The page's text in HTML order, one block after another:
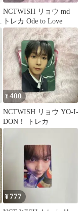
NCTWISH リョウ md
トレカ Ode to Love
¥400
NCTWISH リョウ YO-I-
DON！ トレカ
¥777